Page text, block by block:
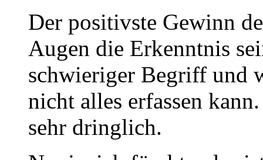
Der positivste Gewinn
Augen die Erkenntnis
schwieriger Begriff und
nicht alles erfassen
sehr dringlich.